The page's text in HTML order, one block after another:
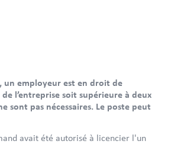
un employeur est en droit de
l’entreprise soit supérieure à deux
sont pas nécessaires. Le poste peut
avait été autorisé à licencier l'un